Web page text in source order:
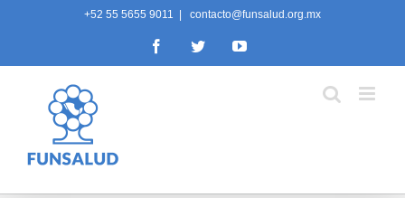
+52 55 5655 9011 contacto@funsalud.org.mx
FacebookTwitterYouTube